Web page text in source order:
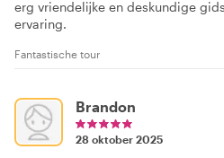
erg vriendelijke en deskundige
ervaring.
Fantastische tour
Brandon
28 oktober 2025